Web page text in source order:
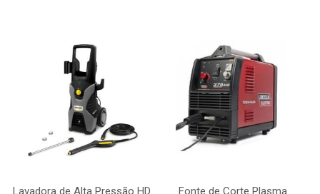
Lavadora de Alta Pressão HD
Fonte de Corte Plasma